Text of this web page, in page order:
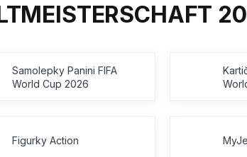
Samolepky Panini FIFA
World Cup 2026
Figurky Action